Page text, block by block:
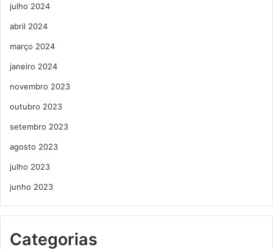
julho 2024
abril 2024
março 2024
janeiro 2024
novembro 2023
outubro 2023
setembro 2023
agosto 2023
julho 2023
junho 2023
Categorias